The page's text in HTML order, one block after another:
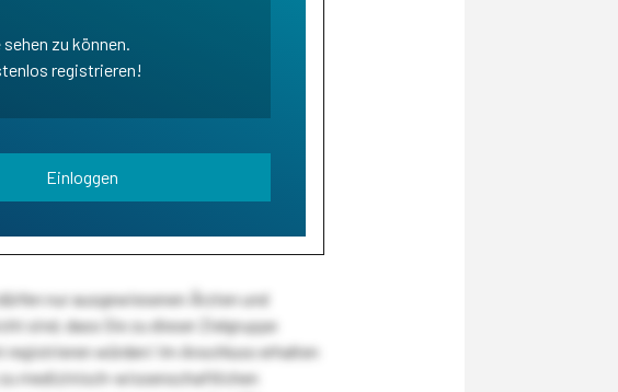
zu können.
registrieren!
Einloggen
nur ausgewiesenen Ärzten und
sind, dass Sie zu dieser Zielgruppe
würden! Im Anschluss erhalten
medizinisch-wissenschaftlichen